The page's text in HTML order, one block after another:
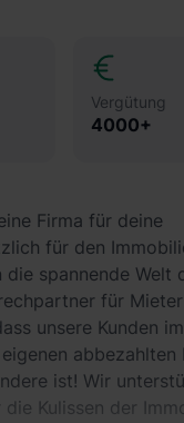
Vergütung
4000+
Firma für deine
für den
spannende Welt
für
unsere Kunden
abbezahlten
ist! Wir
Kulissen der